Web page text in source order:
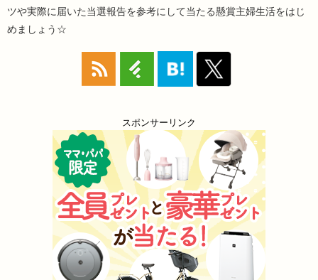
ツや実際に届いた当選報告を参考にして当たる懸賞主婦生活をはじ
めましょう☆
スポンサーリンク